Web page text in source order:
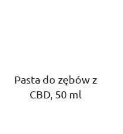
Pasta do zębów z
CBD, 50 ml